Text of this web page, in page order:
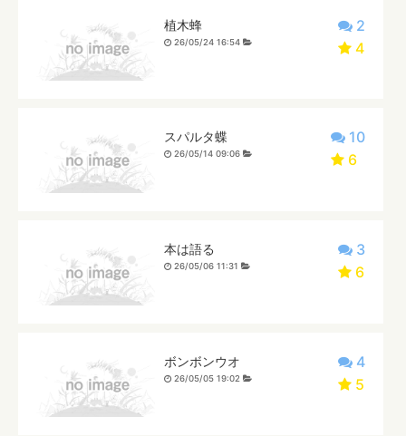
2
4
植木蜂
26/05/24 16:54
10
6
スパルタ蝶
26/05/14 09:06
3
6
本は語る
26/05/06 11:31
4
5
ボンボンウオ
26/05/05 19:02